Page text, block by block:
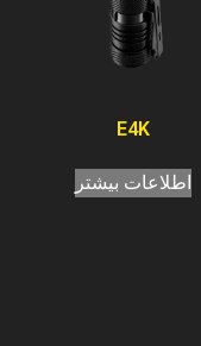
E4K
اطلاعات بیشتر